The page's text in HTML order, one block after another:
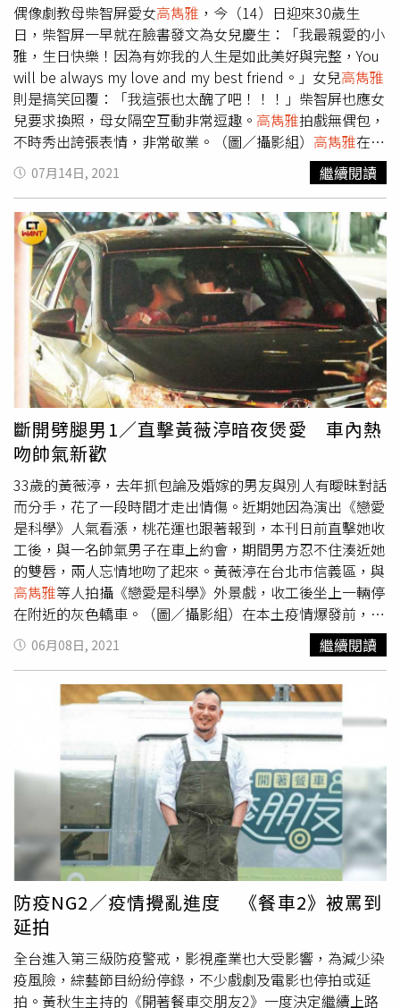
偶像劇教母柴智屏愛女高雋雅 ，今（14）日迎來30歲生
日，柴智屏一早就在臉書發文為女兒慶生：「我最親愛的小
雅，生日快樂！因為有妳我的人生是如此美好與完整，You
will be always my love and my best friend。」女兒高雋雅
則是搞笑回覆：「我這張也太醜了吧！！！」柴智屏也應女
兒要求換照，母女隔空互動非常逗趣。 高雋雅拍戲無偶包，
不時秀出誇張表情，非常敬業。（圖／攝影組） 高雋雅在偶
像劇 《戀愛是科學》飾演「柳勝英」一角，出色演技獲得
不少肯定。本刊也在5月13日晚間7點半左右，疫情升溫三
級警戒前，在信義區公園巧遇正在趕拍該劇的高雋雅，只見
她攙扶著剛在路邊嘔吐完的黃薇渟，為貌似喝醉的她送上
水、喝完還幫忙擦嘴，最後送她上計程車離開的橋段。三級
警戒前，本刊曾在信義區公園直擊《戀愛是科學》劇組，拍
高雋雅正為似喝醉的黃薇渟，餵喝水與幫忙擦嘴的橋段。
（圖／攝影組）高雋雅曾因模仿迪士尼動畫《動物方城市》
中講話和動作都超慢的樹懶「快俠」而爆紅，遺傳媽媽到漂
亮基因，但卻無偶包，不怕扮醜；這天她在拍戲時也不吝嗇
地秀出誇張表情，演出後更會到導演身旁的監視器回放確
認，非常敬業。拍攝一結束，高雋雅隨即到導演身旁的監視
器，回放確認自己剛才的演出。（圖／攝影組）受到疫情影
響，《戀愛是科學》自5月15日已停拍至今，8日疫情指揮
中心宣布微解封，開放劇組拍攝，製播該劇的三立電視台表
示，將依循COVID-19因應影視工作的指引建議守則，在7月
下旬完整籌備重新復拍，確切日期仍在評估中。
07月14日, 2021 繼續閱讀
斷開劈腿男1／直擊黃薇渟暗夜煲愛 車內熱
吻帥氣新歡
33歲的黃薇渟，去年抓包論及婚嫁的男友與別人有曖昧對話
而分手，花了一段時間才走出情傷。近期她因為演出《戀愛
是科學》人氣看漲，桃花運也跟著報到，本刊日前直擊她收
工後，與一名帥氣男子在車上約會，期間男方忍不住湊近她
的雙唇，兩人忘情地吻了起來。黃薇渟在台北市信義區，與
高雋雅等人拍攝《戀愛是科學》外景戲，收工後坐上一輛停
在附近的灰色轎車。（圖／攝影組）在本土疫情爆發前，五
月十三日晚間七點半，本刊目擊台北市信義區某公園燈火通
明，有劇組在進行偶像劇《戀愛是科學》的拍攝。穿著性感
幫她擦嘴善後等劇情。男子貼心地夾起食物，送到黃薇渟的
嘴邊。（圖／攝影組）拍攝工作至九點半左右結束，黃薇渟
換好衣服後，搭上附近的一輛深灰色轎車，駕車的男子相當
年輕帥氣，他先將車子開到松山區加油，接著停在一處住宅
社區旁。兩人先是到一旁的超商，看似要借洗手間未果，便
驅車前往加油站解決內急，接著又回到社區旁停車，兩人接
著就在車內邊吃飯邊追劇，他們看的應該是韓劇《黑道律師
文森佐》。即便被男子狂親臉頰，黃薇渟仍專心地追劇。
（圖／攝影組）小倆口吃著吃著，開始上演情侶間的甜蜜互
動，男方將身體湊近黃薇渟，換來女方送上一吻回應，或許
是心疼她拍戲很辛苦，還夾起食物送到她嘴裡。接下來，男
方大膽地整個人貼到黃薇渟身邊，並深深地吻著她的臉蛋，
她卻十分不解風情，專心地盯著手機追劇，相當煞風景。男
子提著黃薇渟的衣服送她回家後，便獨自駕車離去。（圖／
攝影組）吃完餐點後，車子開到附近的郵局，男方下車到提
06月08日, 2021 繼續閱讀
防疫NG2／疫情攪亂進度 《餐車2》被罵到
延拍
全台進入第三級防疫警戒，影視產業也大受影響，為減少染
疫風險，綜藝節目紛紛停錄，不少戲劇及電影也停拍或延
拍。黃秋生主持的《開著餐車交朋友2》一度決定繼續上路